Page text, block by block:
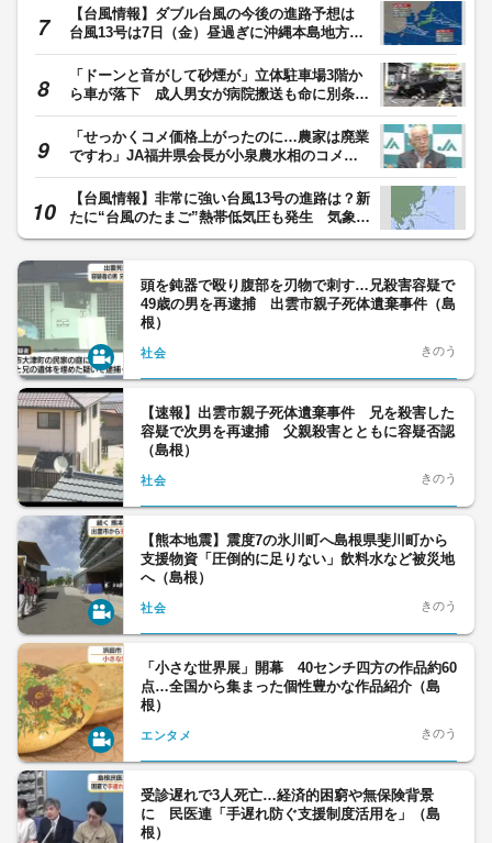
【台風情報】ダブル台風の今後の進路予想は
台風13号は7日（金）昼過ぎに沖縄本島地方に
最接近する予想 台風15号は北日本を中心に影
響が広がるおそれ
「ドーンと音がして砂煙が」立体駐車場3階か
ら車が落下 成人男女が病院搬送も命に別条な
し 敦賀市の量販店
「せっかくコメ価格上がったのに…農家は廃業
ですわ」JA福井県会長が小泉農水相のコメ政
策に物申す 「生産者のことも考えて欲し
い」
【台風情報】非常に強い台風13号の進路は？新
たに“台風のたまご”熱帯低気圧も発生 気象予
報士「お盆前後に影響も。最新情報の確認を」
頭を鈍器で殴り腹部を刃物で刺す…兄殺害容疑で
49歳の男を再逮捕 出雲市親子死体遺棄事件（島
根）
社会
きのう
【速報】出雲市親子死体遺棄事件 兄を殺害した
容疑で次男を再逮捕 父親殺害とともに容疑否認
（島根）
社会
きのう
【熊本地震】震度7の氷川町へ島根県斐川町から
支援物資「圧倒的に足りない」飲料水など被災地
へ（島根）
社会
きのう
「小さな世界展」開幕 40センチ四方の作品約60
点…全国から集まった個性豊かな作品紹介（島
根）
エンタメ
きのう
受診遅れで3人死亡…経済的困窮や無保険背景
に 民医連「手遅れ防ぐ支援制度活用を」（島
根）